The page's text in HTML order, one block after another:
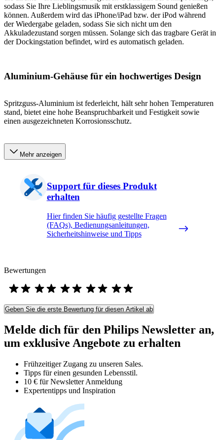
sodass Sie Ihre Lieblingsmusik mit erstklassigem Sound genießen
können. Außerdem wird das iPhone/iPad bzw. der iPod während
der Wiedergabe geladen, sodass Sie sich nicht um den
Akkuladezustand sorgen müssen. Solange sich das tragbare Gerät in
der Dockingstation befindet, wird es automatisch geladen.
Aluminium-Gehäuse für ein hochwertiges Design
Spritzguss-Aluminium ist federleicht, hält sehr hohen Temperaturen
stand, bietet eine hohe Beanspruchbarkeit und Festigkeit sowie
einen ausgezeichneten Korrosionsschutz.
Mehr anzeigen
Support für dieses Produkt
erhalten
Hier finden Sie häufig gestellte Fragen
(FAQs), Bedienungsanleitungen,
Sicherheitshinweise und Tipps
Bewertungen
Geben Sie die erste Bewertung für diesen Artikel ab
Melde dich für den Philips Newsletter an,
um exklusive Angebote zu erhalten
Frühzeitiger Zugang zu unseren Sales.
Tipps für einen gesunden Lebensstil.
10 € für Newsletter Anmeldung
Expertentipps und Inspiration